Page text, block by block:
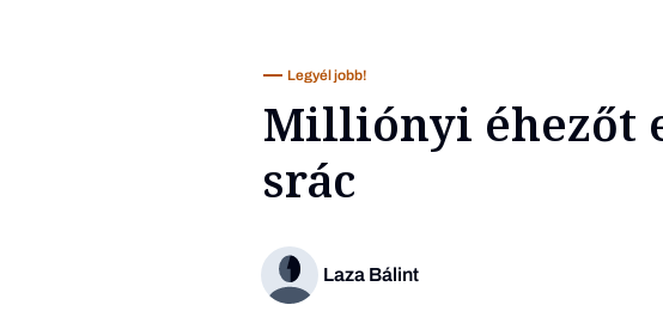
Legyél jobb!
Milliónyi éhezőt
srác
Laza Bálint